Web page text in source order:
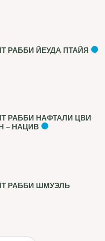
РАББИ ЙЕУДА ПТАЙЯ
РАББИ НАФТАЛИ ЦВИ
– НАЦИВ
РАББИ ШМУЭЛЬ